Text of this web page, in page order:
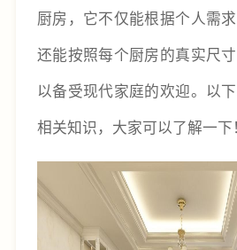
厨房，它不仅能根据个人需
还能按照每个厨房的真实尺
以备受现代家庭的欢迎。以
相关知识，大家可以了解一下！